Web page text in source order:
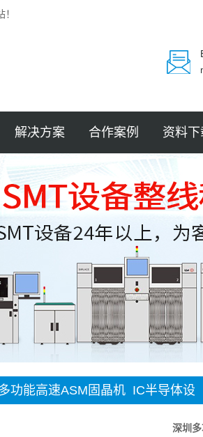
解决方案
半导体封装
汽车电子
MINI LED
保护元件贴装
微小元件贴装
合作案例 资料下
功能高速ASM固晶机 IC半导体设
深圳